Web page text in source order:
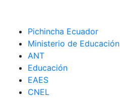
Pichincha Ecuador
Ministerio de Educación
ANT
Educación
EAES
CNEL